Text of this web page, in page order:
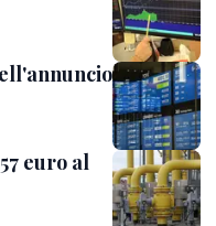
euro al